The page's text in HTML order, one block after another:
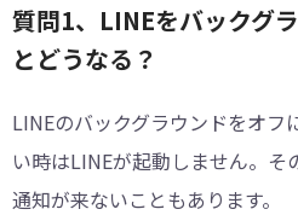
質問1、LINEをバックグ
とどうなる？
LINEのバックグラウンドをオフ
い時はLINEが起動しません。そ
通知が来ないこともあります。